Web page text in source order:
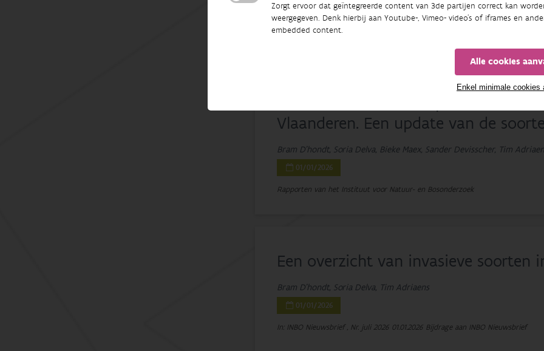
Zorgt ervoor dat geïntegreerde content van 3de partijen correct kan
weergegeven. Denk hierbij aan Youtube-, Vimeo- video's of iframes en
embedded content.
Alle cookies
Enkel minimale cookies
01/01/2026
In: INBO Nieuwsbrief , Nr. maart 2026
Een kader voor de aanpak van
Vlaanderen. Een update van de
Bram D'hondt, Soria Delva, Bieke Maex, Sander Devisscher, Tim
01/01/2026
Rapporten van het Instituut voor Natuur- en Bosonderzoek
Een overzicht van invasieve soorten
Bram D'hondt, Soria Delva, Tim Adriaens
01/01/2026
In: INBO Nieuwsbrief , Nr. juli 2026 01.01.2026 Bijdrage aan INBO Nieuwsbrief